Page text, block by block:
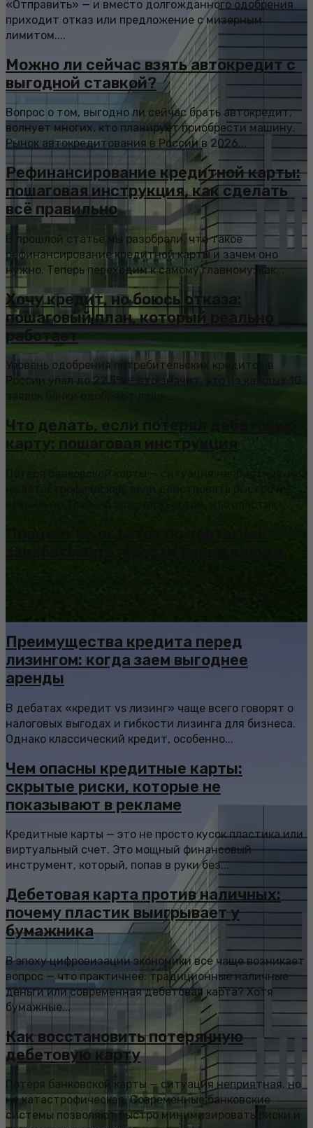
«Отправить» — и вместо долгожданного одобрения
приходит отказ или предложение с мизерным
лимитом....
Можно ли сейчас взять автокредит с
выгодной ставкой?
Вопрос о том, выгодно ли сейчас брать автокредит,
волнует многих, кто планирует приобрести машину.
Рынок автокредитования в России в 2026...
Рефинансирование кредитной карты:
пошаговая инструкция, как сделать
всё правильно
В прошлой статье мы разобрали, что такое
рефинансирование кредитной карты и зачем оно
нужно. Теперь переходим к самому главному: как...
Хочу кредит, но боюсь отказа:
пошаговый план, который реально
работает
Уровень одобрения потребительских кредитов в
России упал до 22,5% — это значит, что из каждых 10
заявок банки одобряют лишь...
Что делать, если потерял дебетовую
карту: пошаговая инструкция
Потеря банковской карты — ситуация неприятная, но
не катастрофическая, если действовать быстро и
правильно. Главная опасность в том, что пластик...
Преимущества кредита перед
лизингом: когда заем выгоднее
аренды
В дебатах «кредит vs лизинг» чаще всего говорят о
налоговых выгодах и гибкости лизинга для бизнеса.
Однако классический кредит, особенно...
Чем опасны кредитные карты:
скрытые риски, которые не
показывают в рекламе
Кредитные карты — это не просто кусок пластика или
виртуальный счет. Это мощный финансовый
инструмент, который, попав в руки без...
Дебетовая карта против наличных:
почему пластик выигрывает у
бумажника
В эпоху цифровизации экономики все чаще возникает
вопрос — что практичнее: традиционные наличные
деньги или современная дебетовая карта? Хотя
бумажные...
Как восстановить потерянную
дебетовую карту
Потеря банковской карты — ситуация неприятная, но
не катастрофическая. Современные банковские
системы позволяют быстро минимизировать риски и